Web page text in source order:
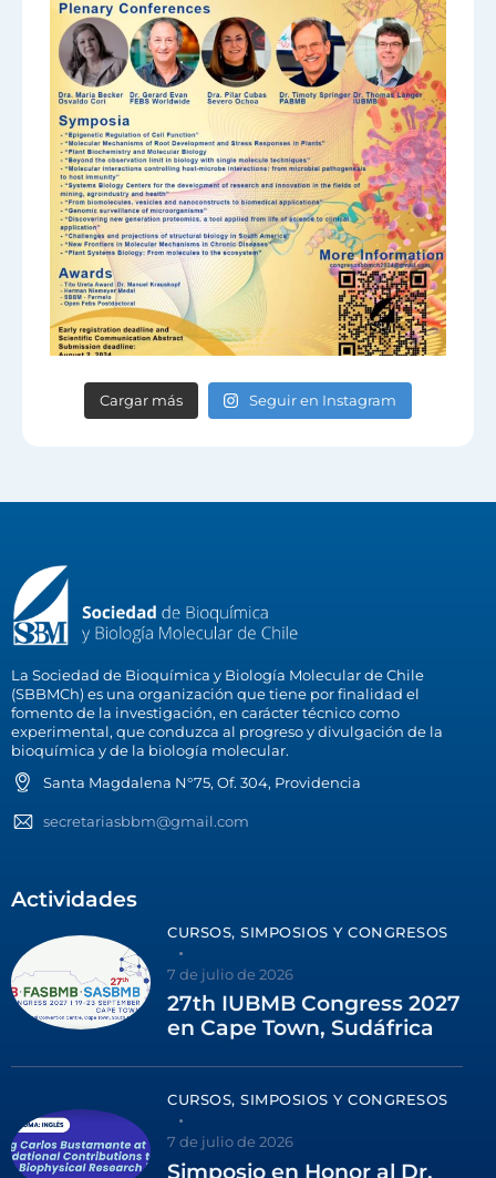
Cargar más Seguir en Instagram
La Sociedad de Bioquímica y Biología Molecular de Chile
(SBBMCh) es una organización que tiene por finalidad el
fomento de la investigación, en carácter técnico como
experimental, que conduzca al progreso y divulgación de la
bioquímica y de la biología molecular.
Santa Magdalena N°75, Of. 304, Providencia
secretariasbbm@gmail.com
Actividades
CURSOS, SIMPOSIOS Y CONGRESOS
7 de julio de 2026
27th IUBMB Congress 2027
en Cape Town, Sudáfrica
CURSOS, SIMPOSIOS Y CONGRESOS
7 de julio de 2026
Simposio en Honor al Dr.